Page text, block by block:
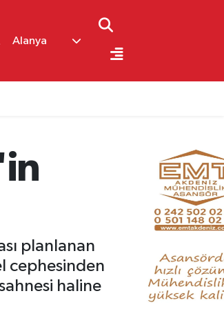
Alanya
planlanan
cephesinden
haline